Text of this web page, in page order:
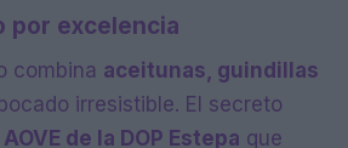
por excelencia
combina aceitunas, guindillas
irresistible. El secreto
AOVE de la DOP Estepa que